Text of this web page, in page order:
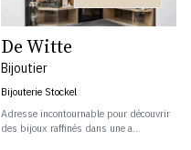
De Witte
Bijoutier
Bijouterie Stockel
Adresse incontournable pour découvrir
des bijoux raffinés dans une a...